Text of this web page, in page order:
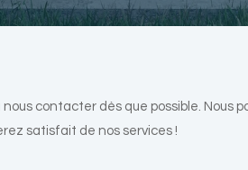
contacter dès que possible. Nous
satisfait de nos services !